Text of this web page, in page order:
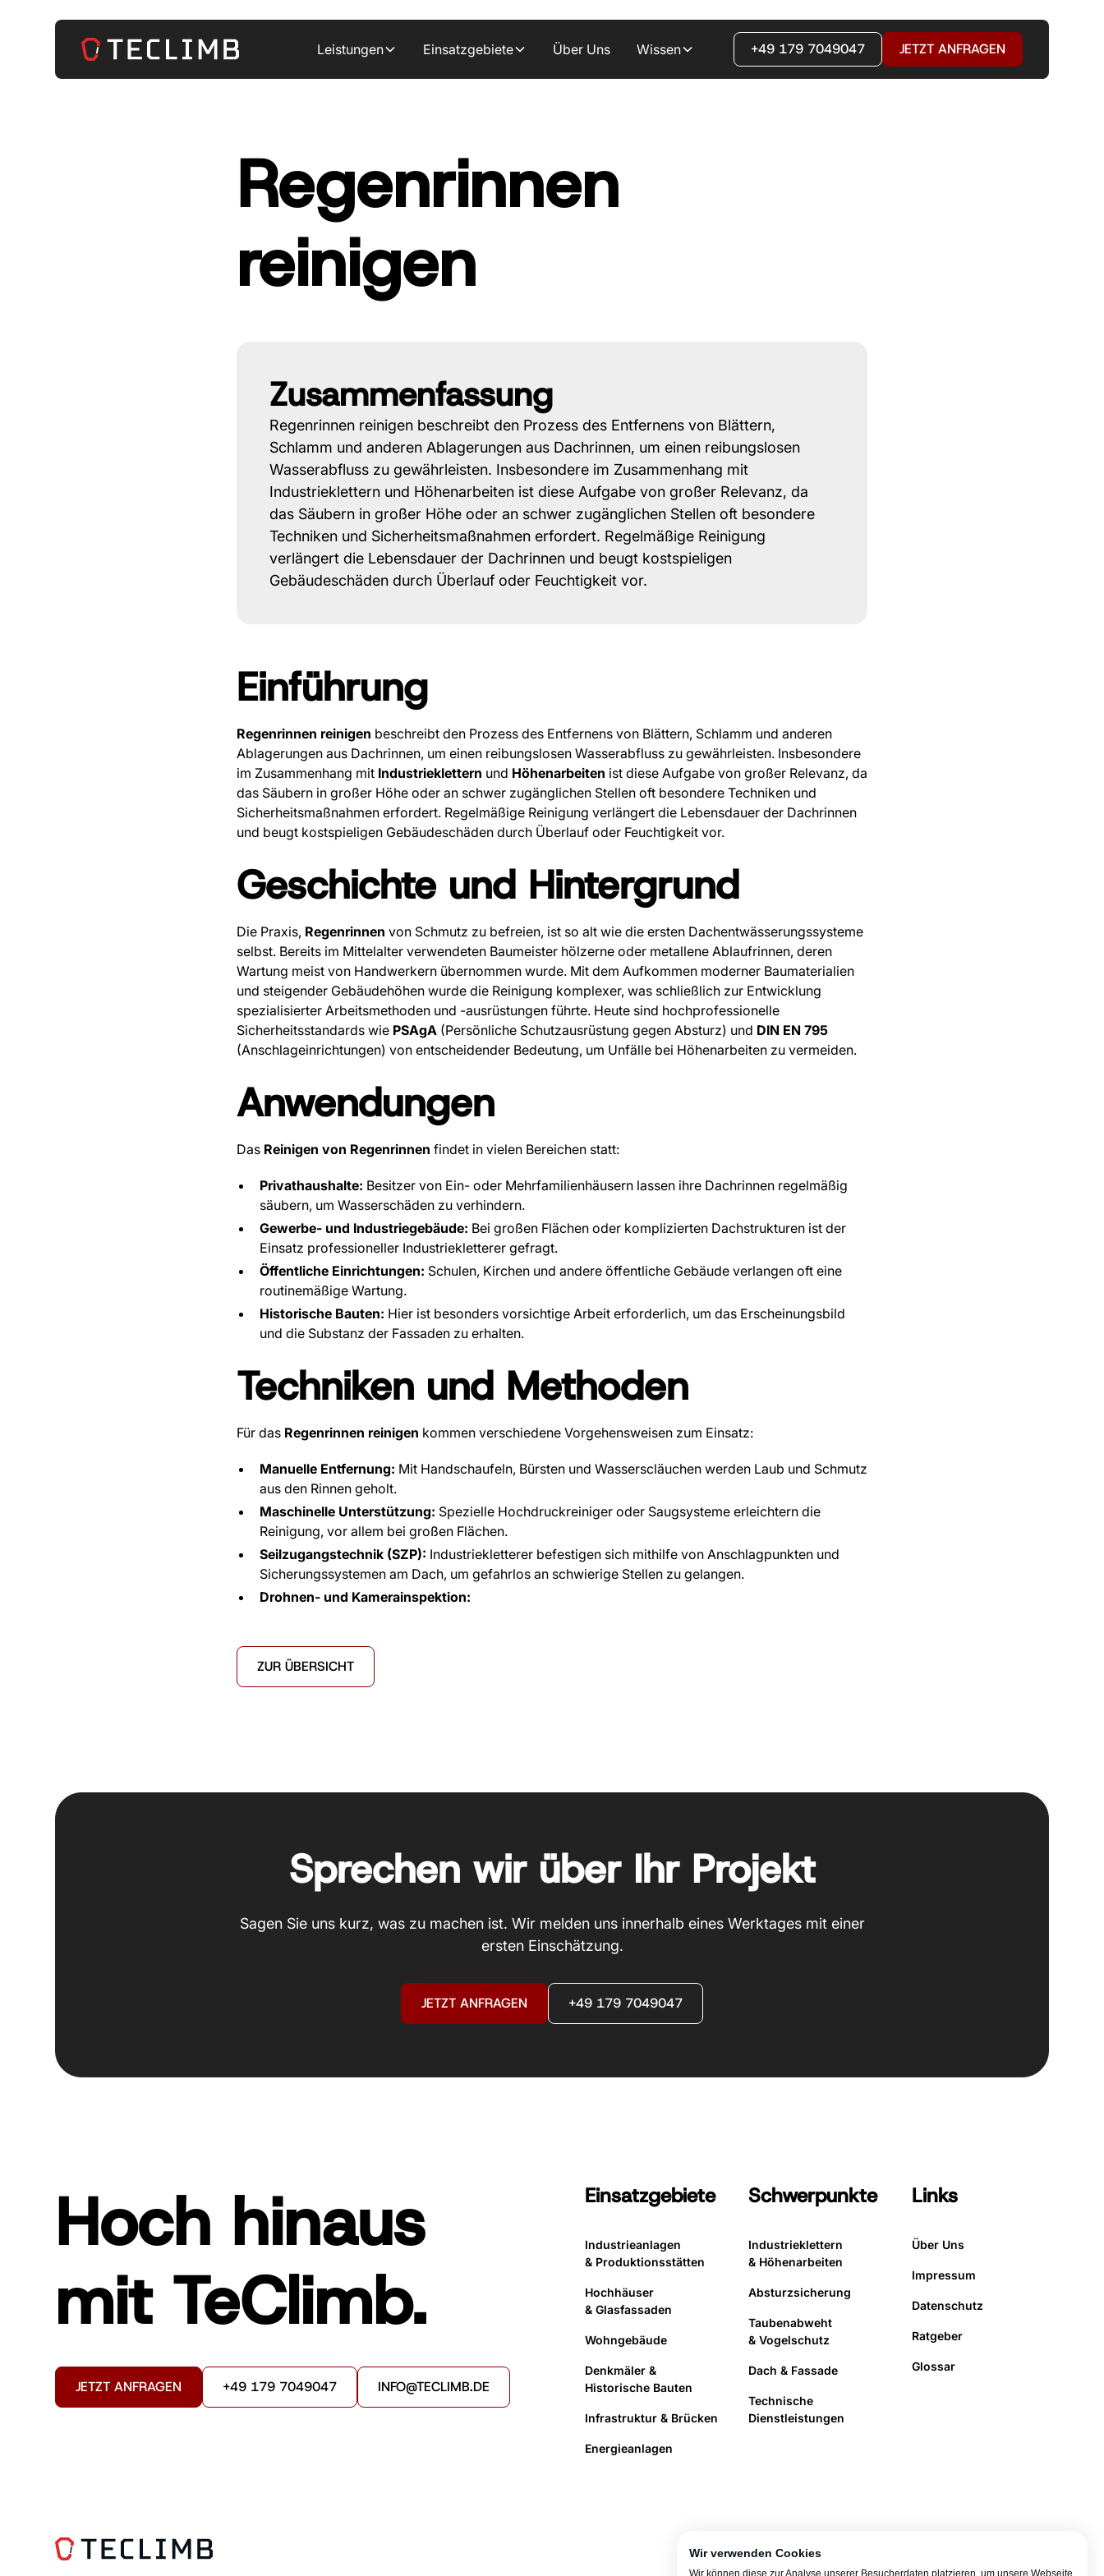
Leistungen Einsatzgebiete Über Uns Wissen +49 179 7049047 JETZT ANFRAGEN
Regenrinnen
reinigen
Zusammenfassung
Regenrinnen reinigen beschreibt den Prozess des Entfernens von Blättern,
Schlamm und anderen Ablagerungen aus Dachrinnen, um einen reibungslosen
Wasserabfluss zu gewährleisten. Insbesondere im Zusammenhang mit
Industrieklettern und Höhenarbeiten ist diese Aufgabe von großer Relevanz, da
das Säubern in großer Höhe oder an schwer zugänglichen Stellen oft besondere
Techniken und Sicherheitsmaßnahmen erfordert. Regelmäßige Reinigung
verlängert die Lebensdauer der Dachrinnen und beugt kostspieligen
Gebäudeschäden durch Überlauf oder Feuchtigkeit vor.
Einführung
Regenrinnen reinigen beschreibt den Prozess des Entfernens von Blättern, Schlamm und anderen
Ablagerungen aus Dachrinnen, um einen reibungslosen Wasserabfluss zu gewährleisten. Insbesondere
im Zusammenhang mit Industrieklettern und Höhenarbeiten ist diese Aufgabe von großer Relevanz, da
das Säubern in großer Höhe oder an schwer zugänglichen Stellen oft besondere Techniken und
Sicherheitsmaßnahmen erfordert. Regelmäßige Reinigung verlängert die Lebensdauer der Dachrinnen
und beugt kostspieligen Gebäudeschäden durch Überlauf oder Feuchtigkeit vor.
Geschichte und Hintergrund
Die Praxis, Regenrinnen von Schmutz zu befreien, ist so alt wie die ersten Dachentwässerungssysteme
selbst. Bereits im Mittelalter verwendeten Baumeister hölzerne oder metallene Ablaufrinnen, deren
Wartung meist von Handwerkern übernommen wurde. Mit dem Aufkommen moderner Baumaterialien
und steigender Gebäudehöhen wurde die Reinigung komplexer, was schließlich zur Entwicklung
spezialisierter Arbeitsmethoden und -ausrüstungen führte. Heute sind hochprofessionelle
Sicherheitsstandards wie PSAgA (Persönliche Schutzausrüstung gegen Absturz) und DIN EN 795
(Anschlageinrichtungen) von entscheidender Bedeutung, um Unfälle bei Höhenarbeiten zu vermeiden.
Anwendungen
Das Reinigen von Regenrinnen findet in vielen Bereichen statt:
Privathaushalte: Besitzer von Ein- oder Mehrfamilienhäusern lassen ihre Dachrinnen regelmäßig
säubern, um Wasserschäden zu verhindern.
Gewerbe- und Industriegebäude: Bei großen Flächen oder komplizierten Dachstrukturen ist der
Einsatz professioneller Industriekletterer gefragt.
Öffentliche Einrichtungen: Schulen, Kirchen und andere öffentliche Gebäude verlangen oft eine
routinemäßige Wartung.
Historische Bauten: Hier ist besonders vorsichtige Arbeit erforderlich, um das Erscheinungsbild
und die Substanz der Fassaden zu erhalten.
Techniken und Methoden
Für das Regenrinnen reinigen kommen verschiedene Vorgehensweisen zum Einsatz:
Manuelle Entfernung: Mit Handschaufeln, Bürsten und Wasserscläuchen werden Laub und Schmutz
aus den Rinnen geholt.
Maschinelle Unterstützung: Spezielle Hochdruckreiniger oder Saugsysteme erleichtern die
Reinigung, vor allem bei großen Flächen.
Seilzugangstechnik (SZP): Industriekletterer befestigen sich mithilfe von Anschlagpunkten und
Sicherungssystemen am Dach, um gefahrlos an schwierige Stellen zu gelangen.
Drohnen- und Kamerainspektion:
ZUR ÜBERSICHT
Sprechen wir über Ihr Projekt
Sagen Sie uns kurz, was zu machen ist. Wir melden uns innerhalb eines Werktages mit einer
ersten Einschätzung.
JETZT ANFRAGEN +49 179 7049047
Hoch hinaus
mit TeClimb.
JETZT ANFRAGEN +49 179 7049047 INFO@TECLIMB.DE
Einsatzgebiete
Industrieanlagen
& Produktionsstätten
Hochhäuser
& Glasfassaden
Wohngebäude
Denkmäler &
Historische Bauten
Infrastruktur & Brücken
Energieanlagen
Schwerpunkte
Industrieklettern
& Höhenarbeiten
Absturzsicherung
Taubenabweht
& Vogelschutz
Dach & Fassade
Technische
Dienstleistungen
Links
Über Uns
Impressum
Datenschutz
Ratgeber
Glossar
Wir verwenden Cookies
Wir können diese zur Analyse unserer Besucherdaten platzieren, um unsere Webseite